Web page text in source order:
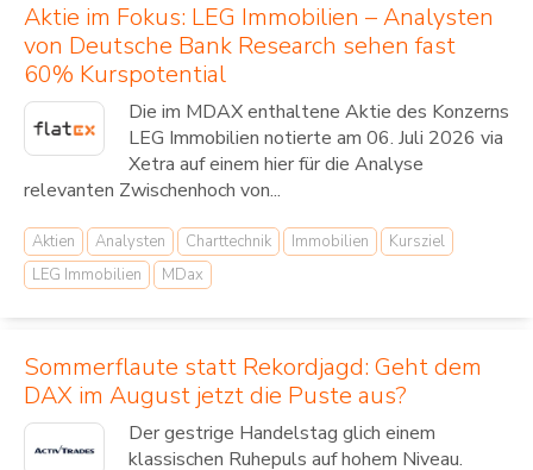
Aktie im Fokus: LEG Immobilien – Analysten
von Deutsche Bank Research sehen fast
60% Kurspotential
Die im MDAX enthaltene Aktie des Konzerns
LEG Immobilien notierte am 06. Juli 2026 via
Xetra auf einem hier für die Analyse
relevanten Zwischenhoch von...
Aktien Analysten Charttechnik Immobilien
Kursziel
LEG Immobilien
MDax
Sommerflaute statt Rekordjagd: Geht dem
DAX im August jetzt die Puste aus?
Der gestrige Handelstag glich einem
klassischen Ruhepuls auf hohem Niveau.